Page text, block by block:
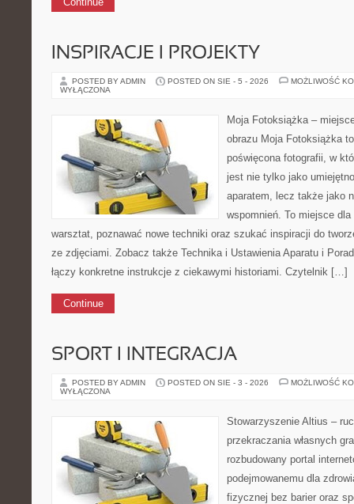
INSPIRACJE I PROJEKTY
POSTED BY ADMIN POSTED ON SIE - 5 - 2026
MOŻLIWOŚĆ
WYŁĄCZONA
Moja Fotoksiążka –
obrazu Moja Fotoksiążka
poświęcona fotografii, w
jest nie tylko jako
aparatem, lecz także jako
wspomnień. To miejsce
warsztat, poznawać nowe techniki oraz szukać inspiracji do
ze zdjęciami. Zobacz także Technika i Ustawienia Aparatu i
łączy konkretne instrukcje z ciekawymi historiami. Czytelnik […]
Continue
SPORT I INTEGRACJA
POSTED BY ADMIN POSTED ON SIE - 3 - 2026
MOŻLIWOŚĆ
WYŁĄCZONA
Stowarzyszenie Altius –
przekraczania własnych
rozbudowany portal
podejmowanemu dla
fizycznej bez barier oraz